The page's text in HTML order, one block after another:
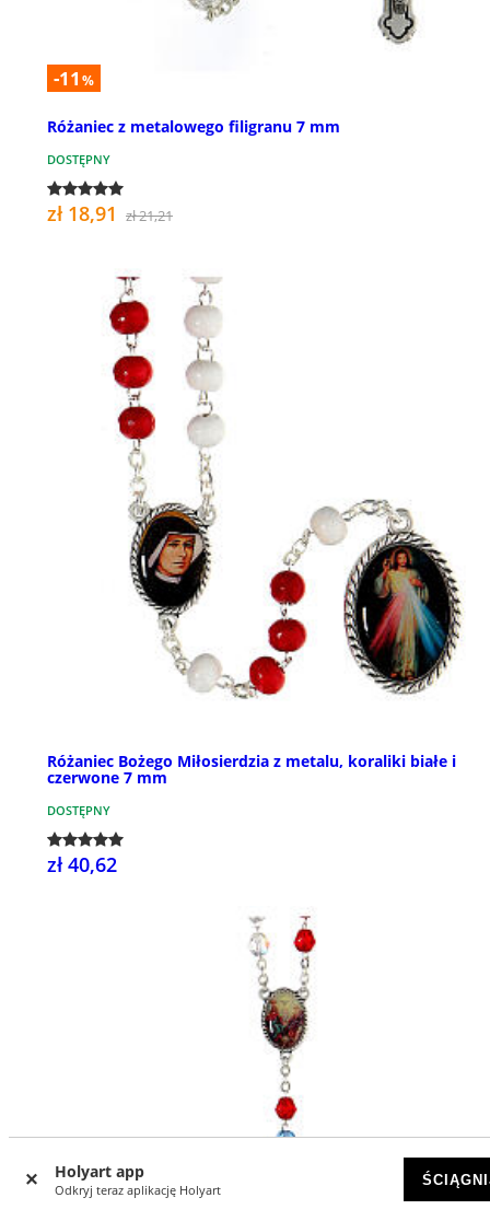
Holyart app
Odkryj teraz aplikację Holyart
-11 %
Różaniec z metalowego filigranu 7 mm
DOSTĘPNY
zł 18,91 zł 21,21
Różaniec Bożego Miłosierdzia z metalu, koraliki białe i
czerwone 7 mm
DOSTĘPNY
zł 40,62